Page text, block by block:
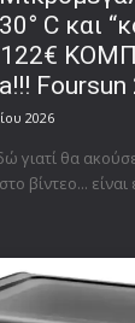
C και
Foursun
2026
γιατί θα
βίντεο...